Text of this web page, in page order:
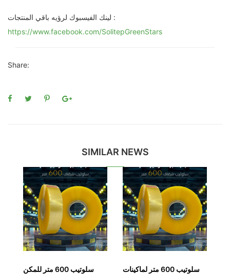
لينك الفيسبوك لرؤيه باقي المنتجات :
https://www.facebook.com/SolitepGreenStars
Share:
SIMILAR NEWS
سلوتيب 600 متر للمكن
سلوتيب 600 متر لماكينات